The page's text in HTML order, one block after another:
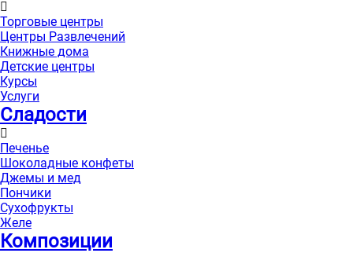
Торговые центры
Центры Развлечений
Книжные дома
Детские центры
Курсы
Услуги
Сладости
Печенье
Шоколадные конфеты
Джемы и мед
Пончики
Сухофрукты
Желе
Композиции